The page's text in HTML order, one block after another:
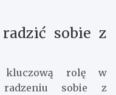
sobie z
kluczową rolę w
sobie z